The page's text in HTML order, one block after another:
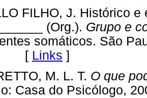
FILHO, J. Histórico
(Org.). Grupo e
somáticos. São
[ Links ]
M. L. T. O que
Casa do